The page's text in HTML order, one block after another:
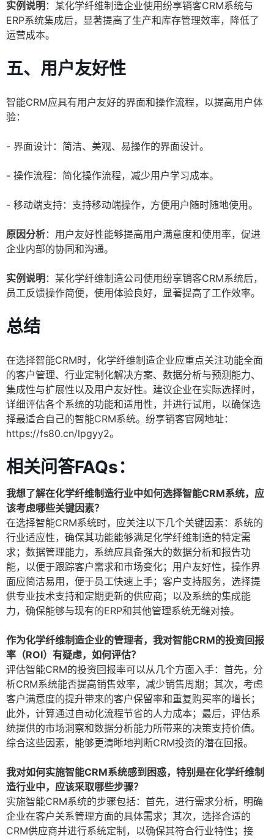
实例说明 ：某化学纤维制造企业使用纷享销客CRM系统与
ERP系统集成后，显著提高了生产和库存管理效率，降低了
运营成本。
五、用户友好性
智能CRM应具有用户友好的界面和操作流程，以提高用户体
验：
- 界面设计：简洁、美观、易操作的界面设计。
- 操作流程：简化操作流程，减少用户学习成本。
- 移动端支持：支持移动端操作，方便用户随时随地使用。
原因分析：用户友好性能够提高用户满意度和使用率，促进
企业内部的协同和沟通。
实例说明 ：某化学纤维制造公司使用纷享销客CRM系统后，
员工反馈操作简便，使用体验良好，显著提高了工作效率。
总结
在选择智能CRM时，化学纤维制造企业应重点关注功能全面
的客户管理、行业定制化解决方案、数据分析与预测能力、
集成性与扩展性以及用户友好性。建议企业在实际选择时，
详细评估各个系统的功能和适用性，并进行试用，以确保选
择最适合自己的智能CRM系统。纷享销客官网地址：
https://fs80.cn/lpgyy2。
相关问答FAQs：
我想了解在化学纤维制造行业中如何选择智能CRM系统，应
该考虑哪些关键因素？
在选择智能CRM系统时，应关注以下几个关键因素：系统的
行业适应性，确保其功能能够满足化学纤维制造的特定需
求；数据管理能力，系统应具备强大的数据分析和报告功
能，以便于跟踪客户需求和市场变化；用户友好性，操作界
面应简洁易用，便于员工快速上手；客户支持服务，选择提
供专业技术支持和定期更新的供应商；以及系统的集成能
力，确保能够与现有的ERP和其他管理系统无缝对接。
作为化学纤维制造企业的管理者，我对智能CRM的投资回报
率（ROI）有疑虑，如何评估？
评估智能CRM的投资回报率可以从几个方面入手：首先，分
析CRM系统能否提高销售效率，减少销售周期；其次，考虑
客户满意度的提升带来的客户保留率和重复购买率的增长；
此外，计算通过自动化流程节省的人力成本；最后，评估系
统提供的市场洞察和数据分析能力所带来的决策支持价值。
综合这些因素，能够更清晰地判断CRM投资的潜在回报。
我对如何实施智能CRM系统感到困惑，特别是在化学纤维制
造行业中，应该采取哪些步骤？
实施智能CRM系统的步骤包括：首先，进行需求分析，明确
企业在客户关系管理方面的具体需求；其次，选择合适的
CRM供应商并进行系统定制，以确保其符合行业特性；接